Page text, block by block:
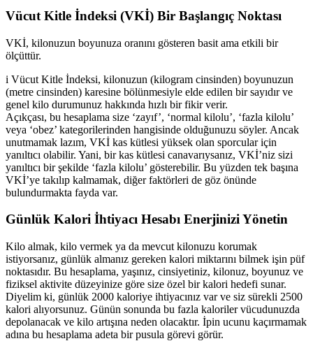
Vücut Kitle İndeksi (VKİ) Bir Başlangıç Noktası
VKİ, kilonuzun boyunuza oranını gösteren basit ama etkili bir
ölçüttür.
i Vücut Kitle İndeksi, kilonuzun (kilogram cinsinden) boyunuzun
(metre cinsinden) karesine bölünmesiyle elde edilen bir sayıdır ve
genel kilo durumunuz hakkında hızlı bir fikir verir.
Açıkçası, bu hesaplama size ‘zayıf’, ‘normal kilolu’, ‘fazla kilolu’
veya ‘obez’ kategorilerinden hangisinde olduğunuzu söyler. Ancak
unutmamak lazım, VKİ kas kütlesi yüksek olan sporcular için
yanıltıcı olabilir. Yani, bir kas kütlesi canavarıysanız, VKİ’niz sizi
yanıltıcı bir şekilde ‘fazla kilolu’ gösterebilir. Bu yüzden tek başına
VKİ’ye takılıp kalmamak, diğer faktörleri de göz önünde
bulundurmakta fayda var.
Günlük Kalori İhtiyacı Hesabı Enerjinizi Yönetin
Kilo almak, kilo vermek ya da mevcut kilonuzu korumak
istiyorsanız, günlük almanız gereken kalori miktarını bilmek işin püf
noktasıdır. Bu hesaplama, yaşınız, cinsiyetiniz, kilonuz, boyunuz ve
fiziksel aktivite düzeyinize göre size özel bir kalori hedefi sunar.
Diyelim ki, günlük 2000 kaloriye ihtiyacınız var ve siz sürekli 2500
kalori alıyorsunuz. Günün sonunda bu fazla kaloriler vücudunuzda
depolanacak ve kilo artışına neden olacaktır. İpin ucunu kaçırmamak
adına bu hesaplama adeta bir pusula görevi görür.